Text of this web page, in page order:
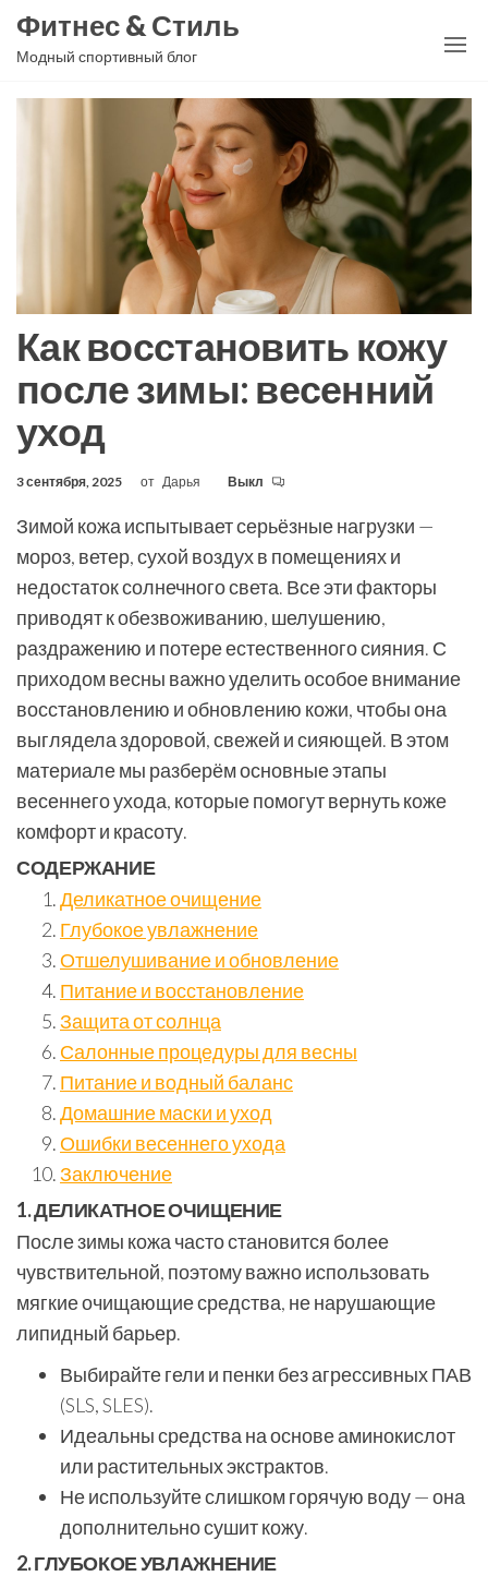
Перейти
Фитнес & Стиль
Модный спортивный блог
Как восстановить кожу
после зимы: весенний
уход
3 сентября, 2025 от Дарья Выкл
Зимой кожа испытывает серьёзные нагрузки —
мороз, ветер, сухой воздух в помещениях и
недостаток солнечного света. Все эти факторы
приводят к обезвоживанию, шелушению,
раздражению и потере естественного сияния. С
приходом весны важно уделить особое внимание
восстановлению и обновлению кожи, чтобы она
выглядела здоровой, свежей и сияющей. В этом
материале мы разберём основные этапы
весеннего ухода, которые помогут вернуть коже
комфорт и красоту.
СОДЕРЖАНИЕ
Деликатное очищение
Глубокое увлажнение
Отшелушивание и обновление
Питание и восстановление
Защита от солнца
Салонные процедуры для весны
Питание и водный баланс
Домашние маски и уход
Ошибки весеннего ухода
Заключение
1. ДЕЛИКАТНОЕ ОЧИЩЕНИЕ
После зимы кожа часто становится более
чувствительной, поэтому важно использовать
мягкие очищающие средства, не нарушающие
липидный барьер.
Выбирайте гели и пенки без агрессивных ПАВ
(SLS, SLES).
Идеальны средства на основе аминокислот
или растительных экстрактов.
Не используйте слишком горячую воду — она
дополнительно сушит кожу.
2. ГЛУБОКОЕ УВЛАЖНЕНИЕ